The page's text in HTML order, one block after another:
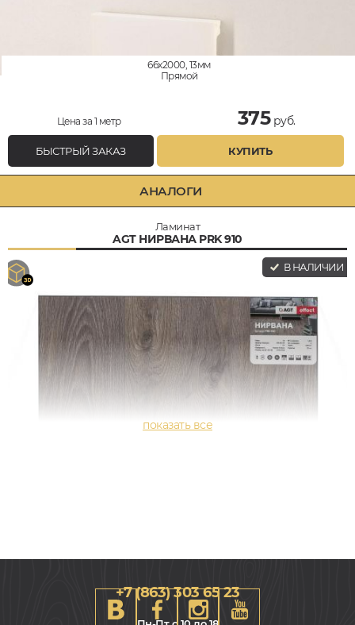
66x2000, 13мм
Прямой
Цена за 1 метр 375руб.
БЫСТРЫЙ ЗАКАЗ КУПИТЬ
АНАЛОГИ
Ламинат
AGT НИРВАНА PRK 910
В НАЛИЧИИ
+7 (863) 303 65 23